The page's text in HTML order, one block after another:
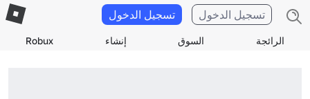
الرائجة السوق إنشاء Robux
تسجيل الدخول تسجيل الدخول